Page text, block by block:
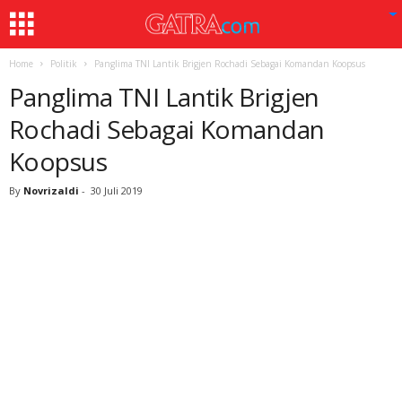
Home Politik Panglima TNI Lantik Brigjen Rochadi Sebagai Komandan Koopsus
Panglima TNI Lantik Brigjen
Rochadi Sebagai Komandan
Koopsus
By Novrizaldi - 30 Juli 2019